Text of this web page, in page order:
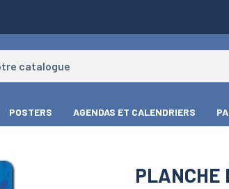
POSTERS AGENDAS ET CALENDRIERS
PLANCHE